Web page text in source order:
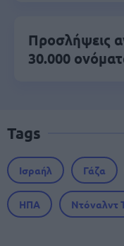
Προσλήψεις
30.000
Tags
Ισραήλ Γάζα
ΗΠΑ Ντόναλντ